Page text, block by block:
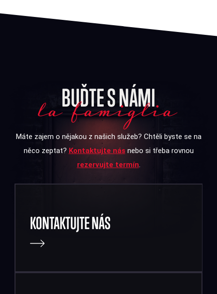
BUĎTE S NÁMI
la famiglia
Máte zajem o nějakou z našich služeb? Chtěli byste se na
něco zeptat? Kontaktujte nás nebo si třeba rovnou
rezervujte termín.
KONTAKTUJTE NÁS